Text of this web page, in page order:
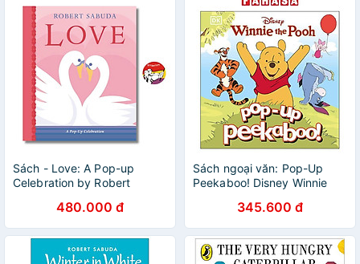
Sách - Love: A Pop-up
Celebration by Robert
480.000 đ
Sách ngoại văn: Pop-Up
Peekaboo! Disney Winnie
345.600 đ